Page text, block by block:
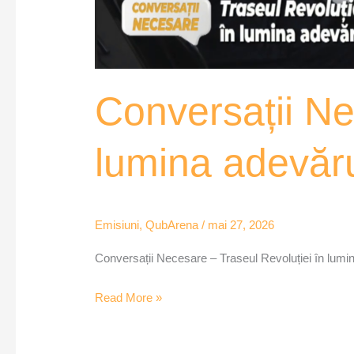
Conversații
lumina
Emisiuni,QubArena / mai 27, 2026
Conversații Necesare – Traseul Revoluției în
Read More »